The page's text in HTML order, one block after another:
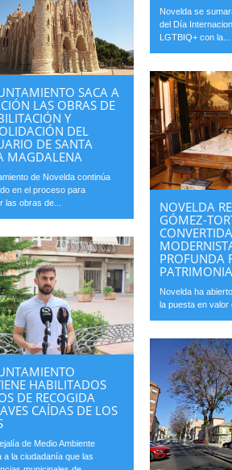
Novelda se
del Día
LGTBIQ+ con la...
SACA A
LAS OBRAS DE
Y
DEL
DE SANTA
MAGDALENA
de Novelda continúa
en el proceso para
las obras de...
NOVELDA
GÓMEZ-
PROFUNDA
Novelda ha
la puesta en valor
HABILITADOS
DE RECOGIDA
CAÍDAS DE LOS
de Medio Ambiente
a la ciudadanía que las